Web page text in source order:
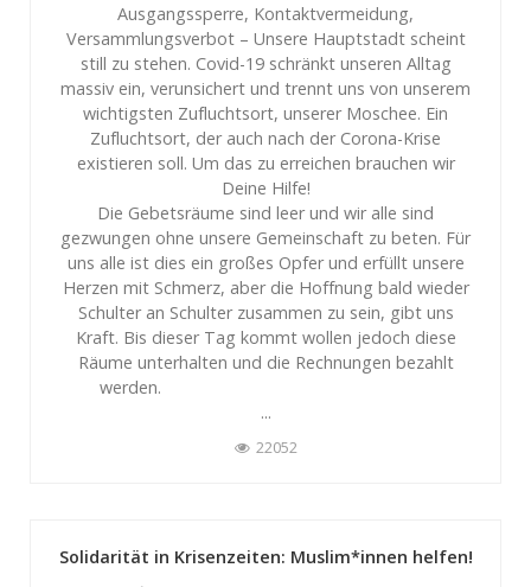
Ausgangssperre, Kontaktvermeidung,
Versammlungsverbot – Unsere Hauptstadt scheint
still zu stehen. Covid-19 schränkt unseren Alltag
massiv ein, verunsichert und trennt uns von unserem
wichtigsten Zufluchtsort, unserer Moschee. Ein
Zufluchtsort, der auch nach der Corona-Krise
existieren soll. Um das zu erreichen brauchen wir
Deine Hilfe!
Die Gebetsräume sind leer und wir alle sind
gezwungen ohne unsere Gemeinschaft zu beten. Für
uns alle ist dies ein großes Opfer und erfüllt unsere
Herzen mit Schmerz, aber die Hoffnung bald wieder
Schulter an Schulter zusammen zu sein, gibt uns
Kraft. Bis dieser Tag kommt wollen jedoch diese
Räume unterhalten und die Rechnungen bezahlt
werden.
...
22052
Solidarität in Krisenzeiten: Muslim*innen helfen!